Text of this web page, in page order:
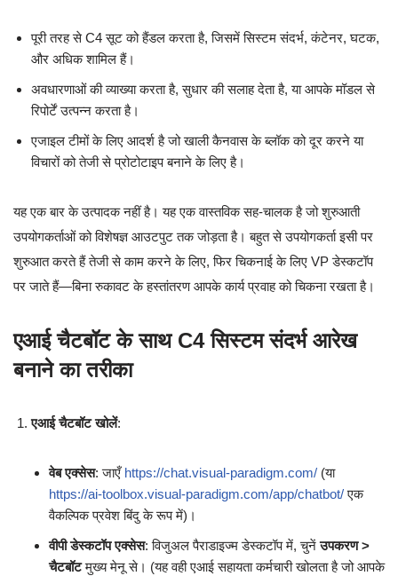
पूरी तरह से C4 सूट को हैंडल करता है, जिसमें सिस्टम संदर्भ, कंटेनर, घटक,
और अधिक शामिल हैं।
अवधारणाओं की व्याख्या करता है, सुधार की सलाह देता है, या आपके मॉडल से
रिपोर्टें उत्पन्न करता है।
एजाइल टीमों के लिए आदर्श है जो खाली कैनवास के ब्लॉक को दूर करने या
विचारों को तेजी से प्रोटोटाइप बनाने के लिए है।
यह एक बार के उत्पादक नहीं है। यह एक वास्तविक सह-चालक है जो शुरुआती
उपयोगकर्ताओं को विशेषज्ञ आउटपुट तक जोड़ता है। बहुत से उपयोगकर्ता इसी पर
शुरुआत करते हैं तेजी से काम करने के लिए, फिर चिकनाई के लिए VP डेस्कटॉप
पर जाते हैं—बिना रुकावट के हस्तांतरण आपके कार्य प्रवाह को चिकना रखता है।
एआई चैटबॉट के साथ C4 सिस्टम संदर्भ आरेख
बनाने का तरीका
एआई चैटबॉट खोलें:
वेब एक्सेस: जाएँ https://chat.visual-paradigm.com/ (या
https://ai-toolbox.visual-paradigm.com/app/chatbot/एक
वैकल्पिक प्रवेश बिंदु के रूप में)।
वीपी डेस्कटॉप एक्सेस: विजुअल पैराडाइज्म डेस्कटॉप में, चुनेंउपकरण >
चैटबॉटमुख्य मेनू से। (यह वही एआई सहायता कर्मचारी खोलता है जो आपके